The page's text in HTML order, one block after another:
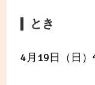
とき
4月19日（日